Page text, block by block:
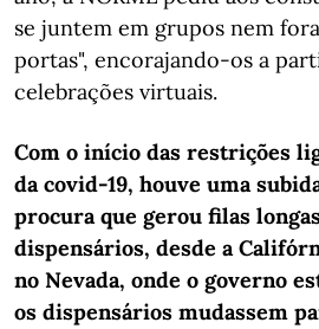
se juntem em grupos nem
portas", encorajando-os a
celebrações virtuais.
Com o início das restrições
da covid-19, houve uma
procura que gerou filas
dispensários, desde a
no Nevada, onde o governo
os dispensários mudassem